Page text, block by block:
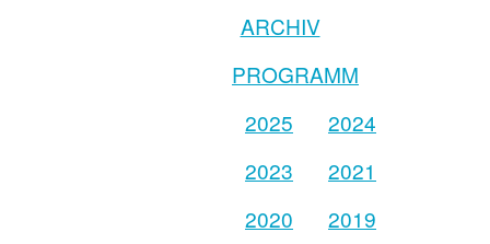
ARCHIV
PROGRAMM
2025
2024
2023
2021
2020
2019